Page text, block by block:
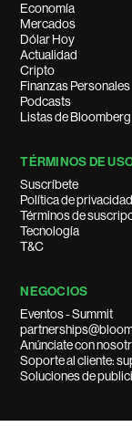
Economía
Mercados
Dólar Hoy
Actualidad
Cripto
Finanzas Personales
Podcasts
Listas de
TÉRMINOS DE
Suscríbete
Política de privacidad
Términos de
Tecnología
T&C
NEGOCIOS
Eventos - Summit
Anúnciate con
Soporte al cliente:
Soluciones de